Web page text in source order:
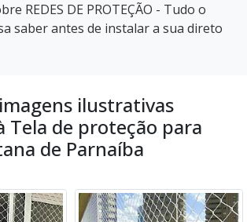
REDES DE PROTEÇÃO - Tudo o
saber antes de instalar a sua direto
ilustrativas
Tela de proteção para
de Parnaíba